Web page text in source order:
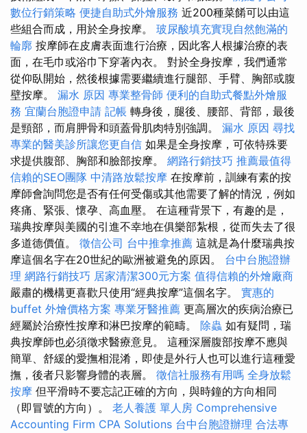
數位行銷策略 便捷自助式外燴服務 近200種菜餚可以由這
些組合而成，用於全身按摩。 玻尿酸填充實現自然飽滿的
輪廓 按摩師在皮膚表面進行治療，因此客人根據治療的表
面，在毛巾或浴巾下穿著內衣。 對於全身按摩，我們通常
從仰臥開始，然後根據需要繼續進行腿部、手臂、胸部或腹
壁按摩。 漏水 原因 專業整骨師 便利的自助式餐點外燴服
務 宜蘭台胞證申請 記帳 轉身後，腿後、腰部、背部，最後
是頸部，而肩胛骨和頭蓋骨肌肉特別強調。 漏水 原因 尋找
專業的醫美診所讓您更自信 如果是全身按摩，可依特殊要
求提供腹部、胸部和臉部按摩。 網路行銷技巧 推薦最值得
信賴的SEO團隊 中清路放鬆按摩 在按摩前，訓練有素的按
摩師會詢問您是否有任何受傷或其他需要了解的情況，例如
疼痛、緊張、懷孕、高血壓。 在這種背景下，有趣的是，
瑞典按摩與美國的引進不幸地在俱樂部紮根，從而失去了很
多道德價值。 徵信公司 台中推拿推薦 這就是為什麼瑞典按
摩這個名字在20世紀的歐洲被避免的原因。 台中台胞證辦
理 網路行銷技巧 居家清潔300元方案 值得信賴的外燴廠商
嚴肅的機構更喜歡只使用“經典按摩”這個名字。 實惠的
buffet 外燴價格方案 專業牙醫推薦 更高層次的疾病治療已
經屬於治療性按摩和淋巴按摩的範疇。 除蟲 如有疑問，瑞
典按摩師也必須徵求醫療意見。 這種深層腹部按摩不應與
簡單、舒緩的愛撫相混淆，即使是外行人也可以進行這種愛
撫，後者只影響身體的表層。 徵信社服務有用嗎 全身放鬆
按摩 但平滑時不要忘記正確的方向，與時鐘的方向相同
（即冒號的方向）。 老人養護 單人房 Comprehensive
Accounting Firm CPA Solutions 台中台胞證辦理 合法專